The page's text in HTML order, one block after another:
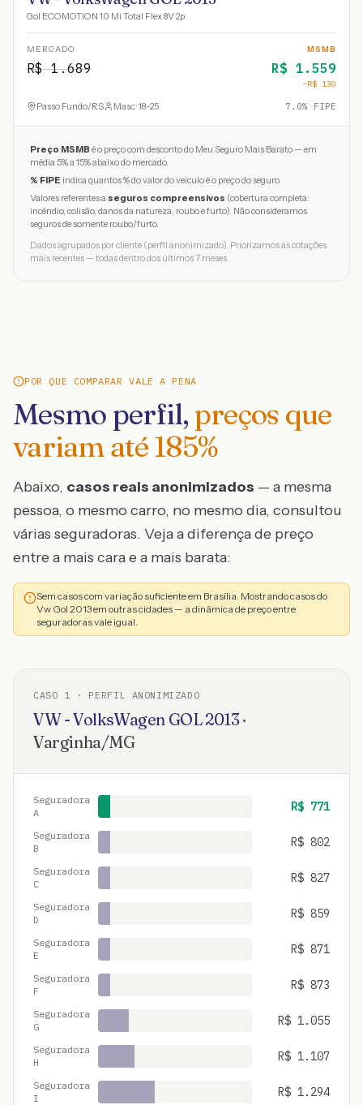
Gol ECOMOTION 1.0 Mi Total Flex 8V 2p
MERCADO
R$1.689
MSMB
R$ 1.559
−R$ 130
Passo Fundo/RS Masc · 18-25 7.0% FIPE
Preço MSMB é o preço com desconto do Meu Seguro Mais Barato — em
média 5% a 15% abaixo do mercado.
% FIPE indica quantos % do valor do veículo é o preço do seguro.
Valores referentes a seguros compreensivos (cobertura completa:
incêndio, colisão, danos da natureza, roubo e furto). Não consideramos
seguros de somente roubo/furto.
Dados agrupados por cliente (perfil anonimizado). Priorizamos as cotações
mais recentes — todas dentro dos últimos 7 meses.
POR QUE COMPARAR VALE A PENA
Mesmo perfil, preços que
variam até185%
Abaixo, casos reais anonimizados — a mesma
pessoa, o mesmo carro, no mesmo dia, consultou
várias seguradoras. Veja a diferença de preço
entre a mais cara e a mais barata:
Sem casos com variação suficiente em Brasília. Mostrando casos do
Vw Gol 2013 em outras cidades — a dinâmica de preço entre
seguradoras vale igual.
CASO 1 · PERFIL ANONIMIZADO
VW - VolksWagen GOL2013·
Varginha/MG
Seguradora
A
R$ 771
Seguradora
B
R$ 802
Seguradora
C
R$ 827
Seguradora
D
R$ 859
Seguradora
E
R$ 871
Seguradora
F
R$ 873
Seguradora
G
R$ 1.055
Seguradora
H
R$ 1.107
Seguradora
I
R$ 1.294